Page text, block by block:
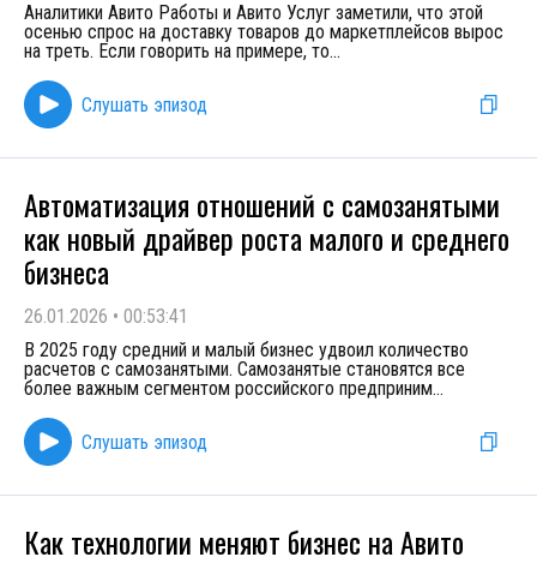
Аналитики Авито Работы и Авито Услуг заметили, что этой
осенью спрос на доставку товаров до маркетплейсов вырос
на треть. Если говорить на примере, то...
Слушать эпизод
Автоматизация отношений с самозанятыми
как новый драйвер роста малого и среднего
бизнеса
26.01.2026 • 00:53:41
В 2025 году средний и малый бизнес удвоил количество
расчетов с самозанятыми. Самозанятые становятся все
более важным сегментом российского предприним...
Слушать эпизод
Как технологии меняют бизнес на Авито